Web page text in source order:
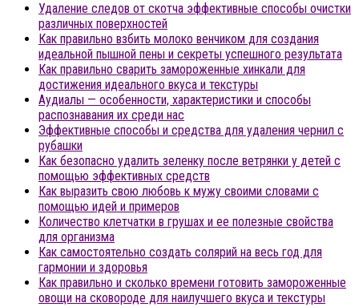
Удаление следов от скотча эффективные способы очистки
различных поверхностей
Как правильно взбить молоко венчиком для создания
идеальной пышной пены и секреты успешного результата
Как правильно сварить замороженные хинкали для
достижения идеального вкуса и текстуры
Аудиалы — особенности, характеристики и способы
распознавания их среди нас
Эффективные способы и средства для удаления чернил с
рубашки
Как безопасно удалить зеленку после ветрянки у детей с
помощью эффективных средств
Как выразить свою любовь к мужу своими словами с
помощью идей и примеров
Количество клетчатки в грушах и ее полезные свойства
для организма
Как самостоятельно создать солярий на весь год для
гармонии и здоровья
Как правильно и сколько времени готовить замороженные
овощи на сковороде для наилучшего вкуса и текстуры